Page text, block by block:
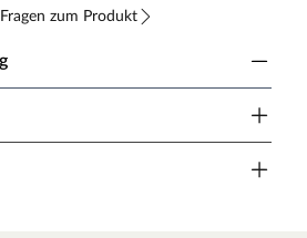
Fragen zum Produkt